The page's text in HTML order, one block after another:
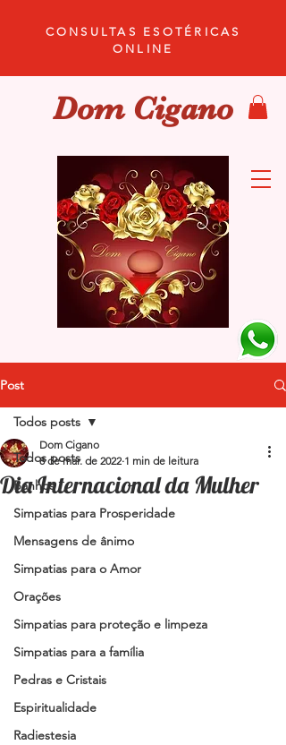
Dom Cigano
CONSULTAS ESOTÉRICAS
ONLINE
Post
Todos posts
Banhos
Simpatias para Prosperidade
Mensagens de ânimo
Simpatias para o Amor
Orações
Simpatias para proteção e limpeza
Simpatias para a família
Pedras e Cristais
Espiritualidade
Radiestesia
Todos posts
Dia Internacional da Mulher
Dom Cigano
8 de mar. de 2022 1 min de leitura